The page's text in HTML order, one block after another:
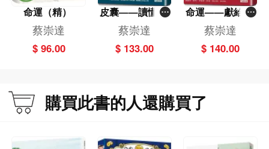
們可以感受到的東西，遠比眼睛能看到、耳朵能聽到的多得多。
我想講的這些故事，它們當時就讓我明白，後來也時時提醒著我：這世間總有某
部分是在意著我的，這世界總有些部分是試圖陪伴我、和我交朋友的。
在過了越來越多的日子後，我越發明白：只有一直知曉並且篤定這世界有著這樣
命運（精）
蔡崇達
$ 96.00
皮囊——讀懂這
些故事，就參透
了人生
蔡崇達
$ 133.00
命運——獻給自
感渺小又不甘受
困的這一代
蔡崇達
$ 140.00
購買此書的人還購買了